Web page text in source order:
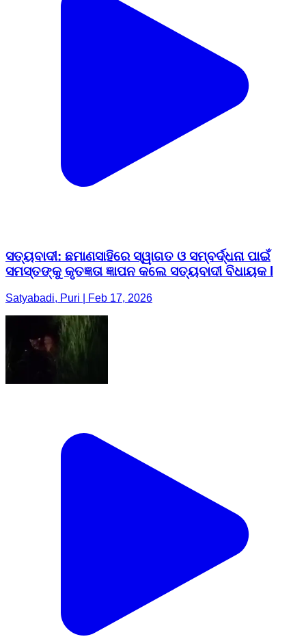
ସତ୍ୟବାଦୀ: ଛମାଣସାହିରେ ସ୍ୱାଗତ ଓ ସମ୍ବର୍ଦ୍ଧନା ପାଇଁ
ସମସ୍ତଙ୍କୁ କୃତଜ୍ଞତା ଜ୍ଞାପନ କଲେ ସତ୍ୟବାଦୀ ବିଧାୟକ l
Satyabadi, Puri | Feb 17, 2026